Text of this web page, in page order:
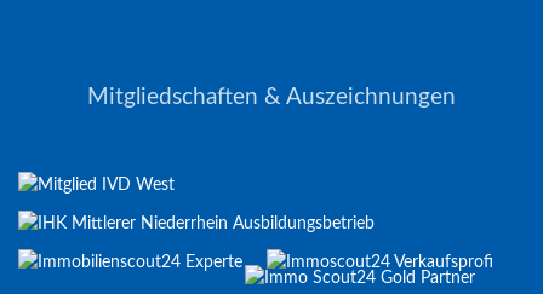
Mitgliedschaften & Auszeichnungen